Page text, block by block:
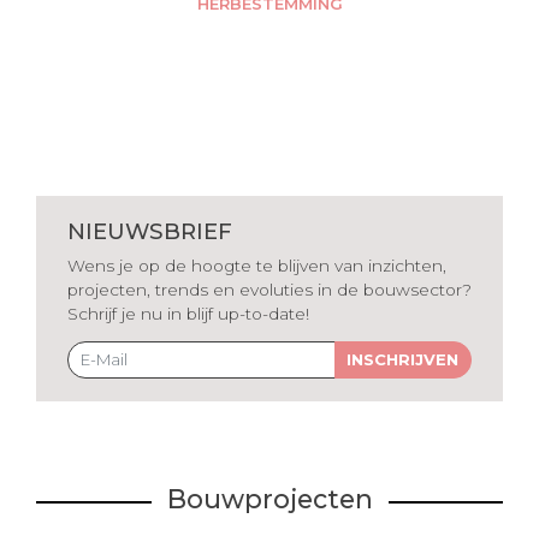
HERBESTEMMING
NIEUWSBRIEF
Wens je op de hoogte te blijven van inzichten,
projecten, trends en evoluties in de bouwsector?
Schrijf je nu in blijf up-to-date!
INSCHRIJVEN
Bouwprojecten